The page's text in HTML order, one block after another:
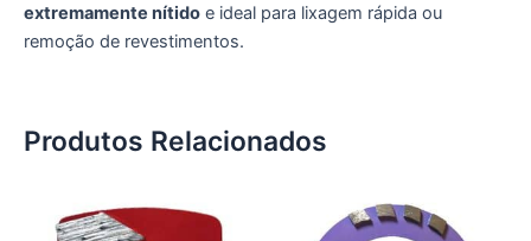
extremamente nítido e ideal para lixagem rápida ou
remoção de revestimentos.
Produtos Relacionados